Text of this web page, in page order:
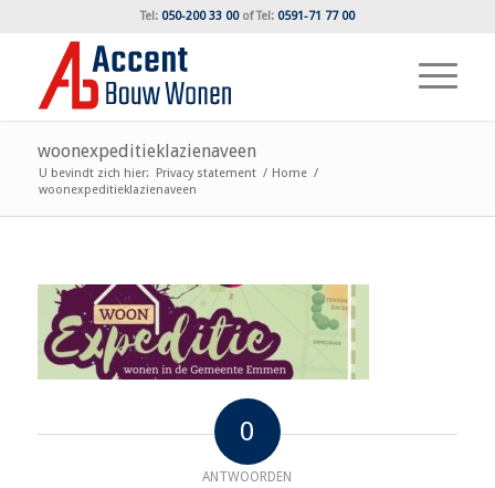
Tel: 050-200 33 00ofTel: 0591-71 77 00
woonexpeditieklazienaveen
U bevindt zich hier: Privacy statement / Home /
woonexpeditieklazienaveen
0
ANTWOORDEN